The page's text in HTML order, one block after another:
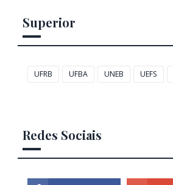
Superior
UFRB UFBA UNEB UEFS
Redes Sociais